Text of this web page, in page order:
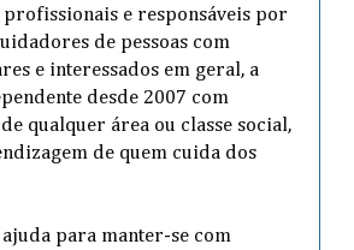
e responsáveis por
de pessoas com
e interessados em geral, a
desde 2007 com
qualquer área ou classe social,
de quem cuida dos
para manter-se com